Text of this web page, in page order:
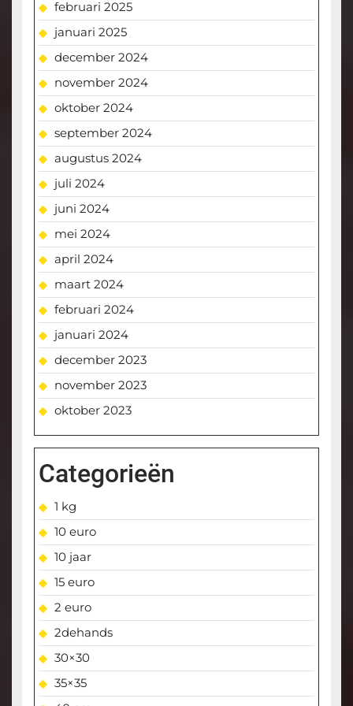
februari 2025
januari 2025
december 2024
november 2024
oktober 2024
september 2024
augustus 2024
juli 2024
juni 2024
mei 2024
april 2024
maart 2024
februari 2024
januari 2024
december 2023
november 2023
oktober 2023
Categorieën
1 kg
10 euro
10 jaar
15 euro
2 euro
2dehands
30×30
35×35